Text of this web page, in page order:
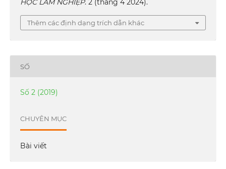
HỌC LÂM NGHIỆP. 2 (tháng 4 2024).
Thêm các định dạng trích dẫn khác
SỐ
Số 2 (2019)
CHUYÊN MỤC
Bài viết